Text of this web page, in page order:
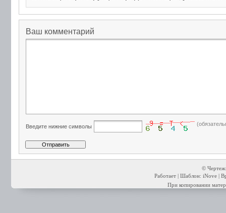
Ваш комментарий
Введите нижние символы
©
Работает | Шаблон: iNove |
При копировании